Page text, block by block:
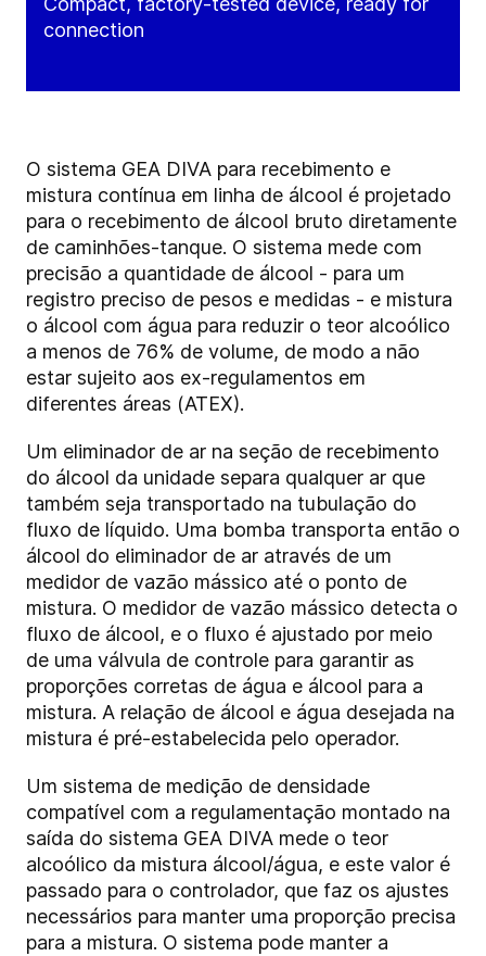
connection
O sistema GEA DIVA para recebimento e
mistura contínua em linha de álcool é projetado
para o recebimento de álcool bruto diretamente
de caminhões-tanque. O sistema mede com
precisão a quantidade de álcool - para um
registro preciso de pesos e medidas - e mistura
o álcool com água para reduzir o teor alcoólico
a menos de 76% de volume, de modo a não
estar sujeito aos ex-regulamentos em
diferentes áreas (ATEX).
Um eliminador de ar na seção de recebimento
do álcool da unidade separa qualquer ar que
também seja transportado na tubulação do
fluxo de líquido. Uma bomba transporta então o
álcool do eliminador de ar através de um
medidor de vazão mássico até o ponto de
mistura. O medidor de vazão mássico detecta o
fluxo de álcool, e o fluxo é ajustado por meio
de uma válvula de controle para garantir as
proporções corretas de água e álcool para a
mistura. A relação de álcool e água desejada na
mistura é pré-estabelecida pelo operador.
Um sistema de medição de densidade
compatível com a regulamentação montado na
saída do sistema GEA DIVA mede o teor
alcoólico da mistura álcool/água, e este valor é
passado para o controlador, que faz os ajustes
necessários para manter uma proporção precisa
para a mistura. O sistema pode manter a